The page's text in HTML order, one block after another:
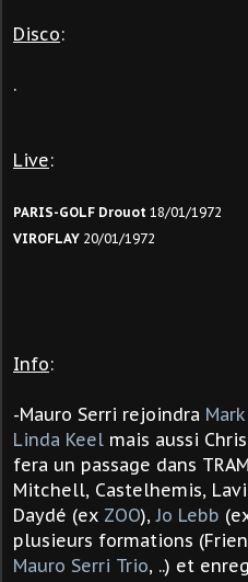
Disco:
.
Live:
PARIS-GOLF Drouot 18/01/1972
VIROFLAY 20/01/1972
Info:
-Mauro Serri rejoindra
Linda Keel mais aussi
fera un passage dans
Mitchell, Castelhemis,
Daydé (ex ZOO),Jo Lebb
plusieurs formations
Mauro Serri Trio, ..) et